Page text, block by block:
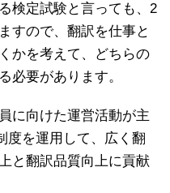
検定試験と言っても、2
すので、翻訳を仕事と
かを考えて、どちらの
必要があります。
に向けた運営活動が主
度を運用して、広く翻
と翻訳品質向上に貢献